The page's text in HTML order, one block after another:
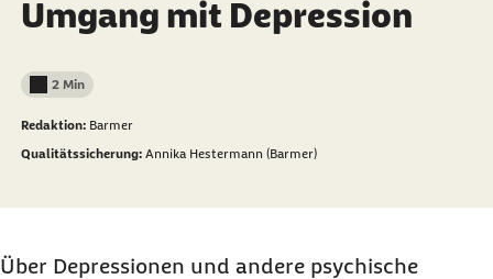
Umgang mit Depression
Lesedauer weniger als
2 Min
Redaktion: Barmer
Qualitätssicherung: Annika Hestermann (Barmer)
Über Depressionen und andere psychische